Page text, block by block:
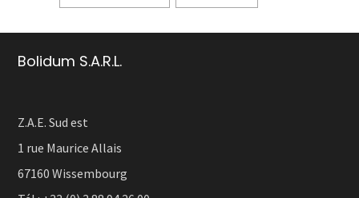
Bolidum S.A.R.L.
Z.A.E. Sud est
1 rue Maurice Allais
67160 Wissembourg